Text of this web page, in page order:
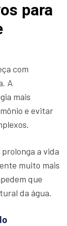
para
com
A
mais
e evitar
a vida
muito mais
que
da água.